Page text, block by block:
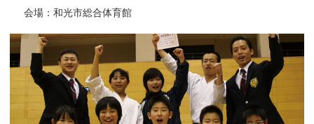
会場：和光市総合体育館